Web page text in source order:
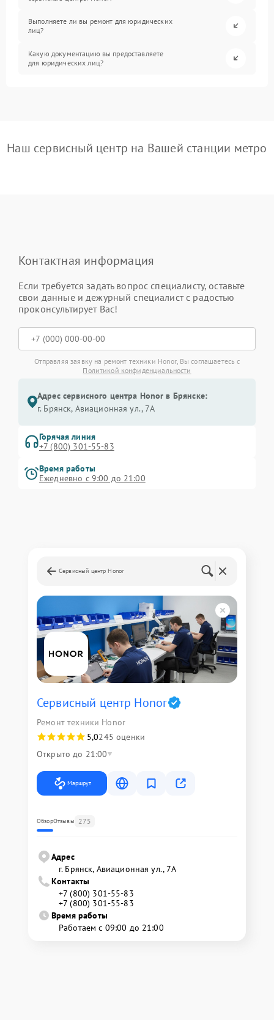
Выполняете ли вы ремонт для юридических
лиц?
Какую документацию вы предоставляете
для юридических лиц?
Наш сервисный центр на Вашей станции метро
Контактная информация
Если требуется задать вопрос специалисту, оставьте
свои данные и дежурный специалист с радостью
проконсультирует Вас!
Отправляя заявку на ремонт техники Honor, Вы соглашаетесь с
Политикой конфиденциальности
Адрес сервисного центра Honor в Брянске:
г. Брянск, Авиационная ул., 7А
Горячая линия
+7 (800) 301-55-83
Время работы
Ежедневно с 9:00 до 21:00
Сервисный центр Honor
Сервисный центр Honor
Ремонт техники Honor
5,0245 оценки
Открыто до 21:00
Маршрут
ОбзорОтзывы 275
Адрес
г. Брянск, Авиационная ул., 7А
Контакты
+7 (800) 301-55-83
+7 (800) 301-55-83
Время работы
Работаем с 09:00 до 21:00